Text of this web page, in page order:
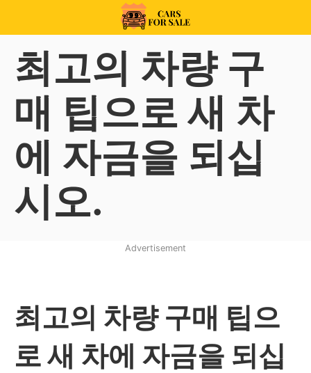
99CarsforSale
최고의 차량 구
매 팁으로 새 차
에 자금을 되십
시오.
Advertisement
최고의 차량 구매 팁으
로 새 차에 자금을 되십